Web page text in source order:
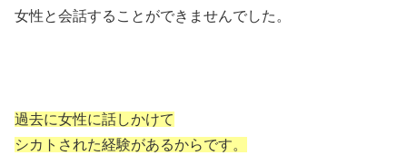
女性と会話することができませんでした。
過去に女性に話しかけて
シカトされた経験があるからです。